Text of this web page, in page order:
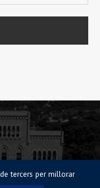
tercers per millorar